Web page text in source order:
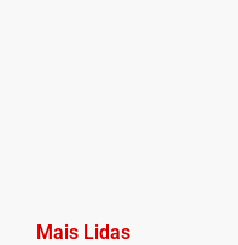
Mais Lidas